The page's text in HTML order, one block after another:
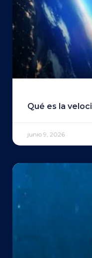
Qué es la
junio 9, 2026